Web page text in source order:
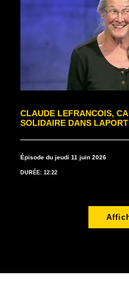
CLAUDE LEFRANCOIS,
SOLIDAIRE DANS
Épisode du jeudi 11 juin 2026
DURÉE: 12:22